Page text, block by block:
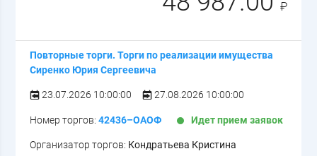
₽
Повторные торги. Торги по реализации имущества
Сиренко Юрия Сергеевича
23.07.2026 10:00:00 27.08.2026 10:00:00
Номер торгов:42436–ОАОФ Идет прием заявок
Организатор торгов: Кондратьева Кристина